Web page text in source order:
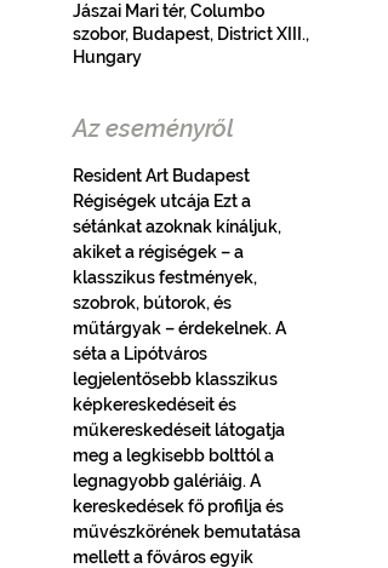
Jászai Mari tér, Columbo
szobor, Budapest, District XIII.,
Hungary
Az eseményről
Resident Art Budapest
Régiségek utcája Ezt a
sétánkat azoknak kínáljuk,
akiket a régiségek – a
klasszikus festmények,
szobrok, bútorok, és
műtárgyak – érdekelnek. A
séta a Lipótváros
legjelentősebb klasszikus
képkereskedéseit és
műkereskedéseit látogatja
meg a legkisebb bolttól a
legnagyobb galériáig. A
kereskedések fő profilja és
művészkörének bemutatása
mellett a főváros egyik